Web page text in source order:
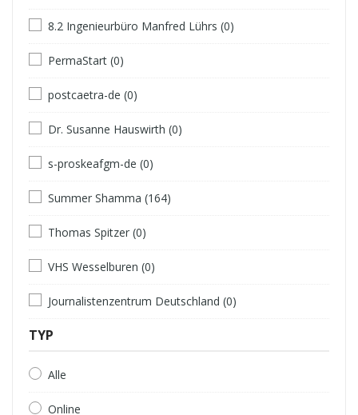
8.2 Ingenieurbüro Manfred Lührs (0)
PermaStart (0)
postcaetra-de (0)
Dr. Susanne Hauswirth (0)
s-proskeafgm-de (0)
Summer Shamma (164)
Thomas Spitzer (0)
VHS Wesselburen (0)
Journalistenzentrum Deutschland (0)
TYP
Alle
Online